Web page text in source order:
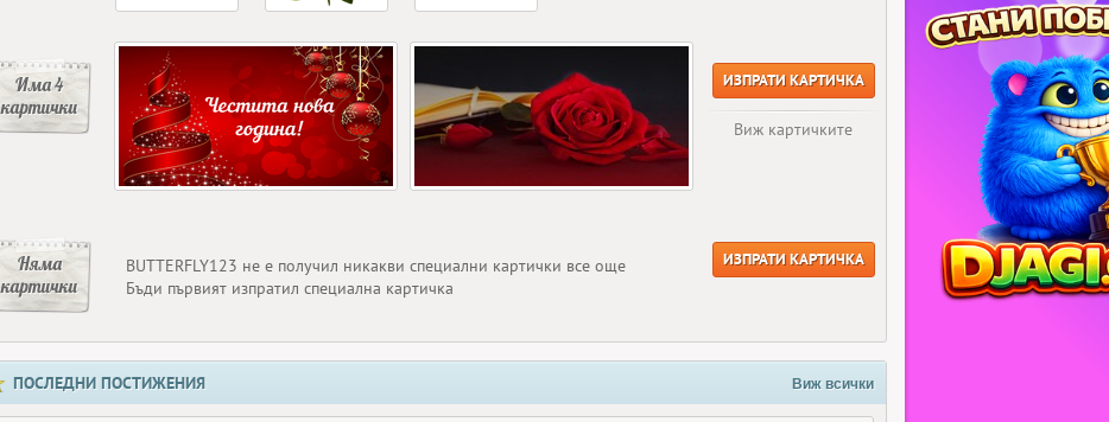
Има 4
картички
ИЗПРАТИ КАРТИЧКА
Виж картичките
Няма
картички
BUTTERFLY123 не е получил никакви специални картички все още
Бъди първият изпратил специална картичка
ИЗПРАТИ КАРТИЧКА
ПОСЛЕДНИ ПОСТИЖЕНИЯ Виж всички